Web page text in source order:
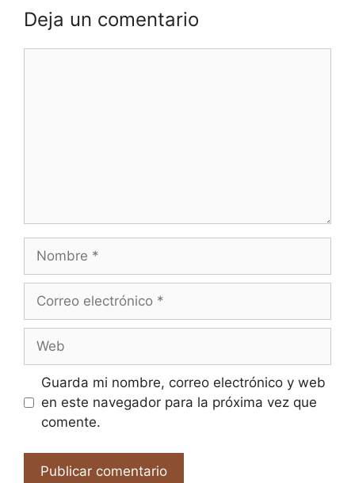
Deja un comentario
Nombre
Correo
Web
Guarda mi nombre, correo electrónico y web
en este navegador para la próxima vez que
comente.